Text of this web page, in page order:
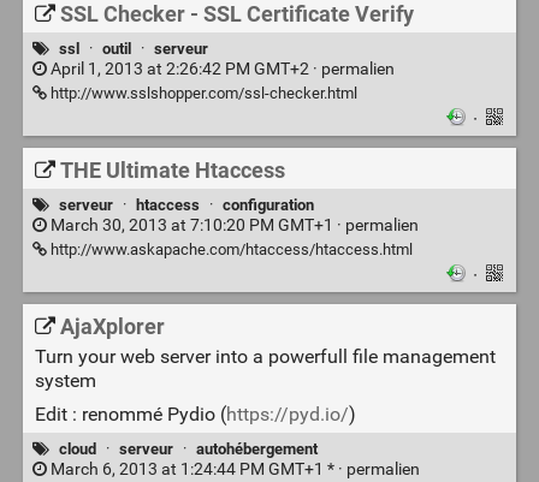
SSL Checker - SSL Certificate Verify
ssl · outil · serveur
April 1, 2013 at 2:26:42 PM GMT+2 · permalien
http://www.sslshopper.com/ssl-checker.html
·
THE Ultimate Htaccess
serveur · htaccess · configuration
March 30, 2013 at 7:10:20 PM GMT+1 · permalien
http://www.askapache.com/htaccess/htaccess.html
·
AjaXplorer
Turn your web server into a powerfull file management
system
Edit : renommé Pydio (https://pyd.io/)
cloud · serveur · autohébergement
March 6, 2013 at 1:24:44 PM GMT+1 * · permalien